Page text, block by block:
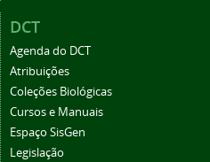
DCT
Agenda do DCT
Atribuições
Coleções Biológicas
Cursos e Manuais
Espaço SisGen
Legislação